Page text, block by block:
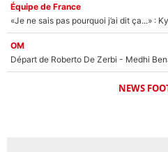
Équipe de France
OM
NEWS